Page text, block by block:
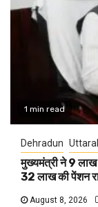
1 min read
Dehradun
मुख्यमंत्री ने 9 लाख
32 लाख की पेंशन
August 8, 2026